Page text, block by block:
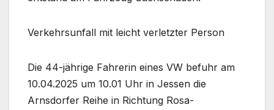
Verkehrsunfall mit leicht verletzter Person
Die 44-jährige Fahrerin eines VW befuhr am
10.04.2025 um 10.01 Uhr in Jessen die
Arnsdorfer Reihe in Richtung Rosa-